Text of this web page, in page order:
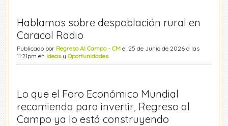
Hablamos sobre despoblación rural en
Caracol Radio
Publicado por Regreso Al Campo - CM el 25 de Junio de 2026 a las
11:21pm en Ideasy Oportunidades
Lo que el Foro Económico Mundial
recomienda para invertir, Regreso al
Campo ya lo está construyendo